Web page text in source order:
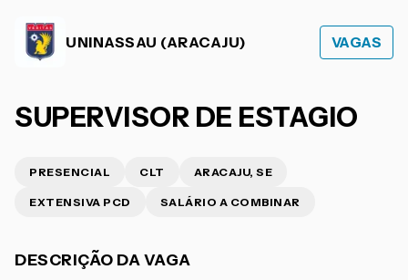
UNINASSAU (ARACAJU) VAGAS
SUPERVISOR DE ESTAGIO
PRESENCIAL CLT ARACAJU, SE
EXTENSIVA PCD SALÁRIO A COMBINAR
DESCRIÇÃO DA VAGA